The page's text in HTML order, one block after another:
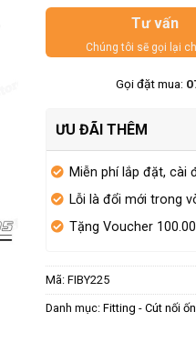
Tư vấn
Chúng tôi sẽ gọi lại
Gọi đặt mua:
ƯU ĐÃI THÊM
Miễn phí lắp đặt, cài
Lỗi là đổi mới trong
Tặng Voucher
Mã: FIBY225
Danh mục: Fitting - Cút nối